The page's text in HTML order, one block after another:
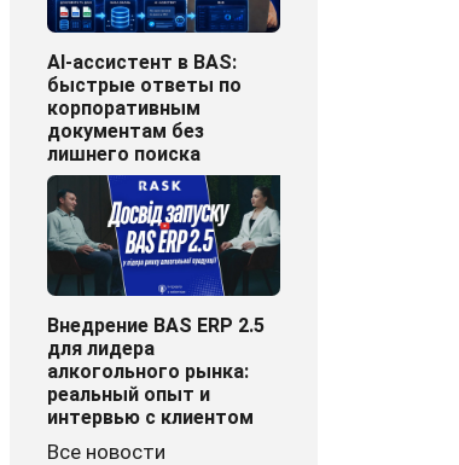
AI-ассистент в BAS:
быстрые ответы по
корпоративным
документам без
лишнего поиска
Внедрение BAS ERP 2.5
для лидера
алкогольного рынка:
реальный опыт и
интервью с клиентом
Все новости